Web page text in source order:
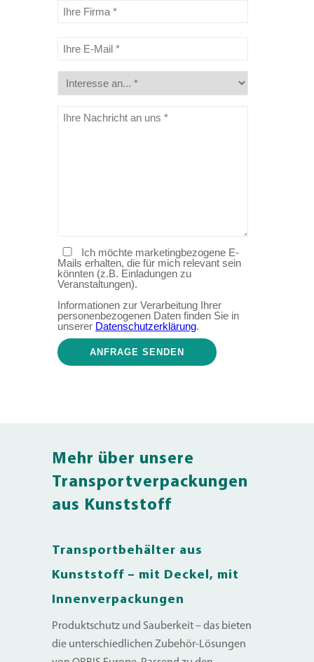
Mehr über unsere
Transportverpackungen
aus Kunststoff
Transportbehälter aus
Kunststoff – mit Deckel, mit
Innenverpackungen
Produktschutz und Sauberkeit – das bieten
die unterschiedlichen Zubehör-Lösungen